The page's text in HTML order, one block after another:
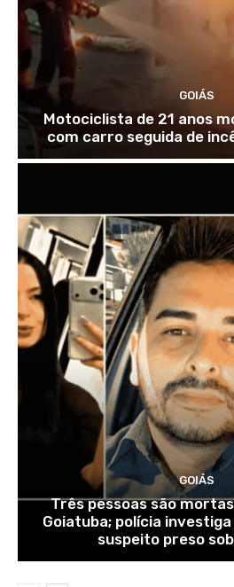
GOIÁS
Motociclista de 21 anos
com carro seguida de
GOIÁS
Três pessoas são
Goiatuba; polícia
suspeito preso